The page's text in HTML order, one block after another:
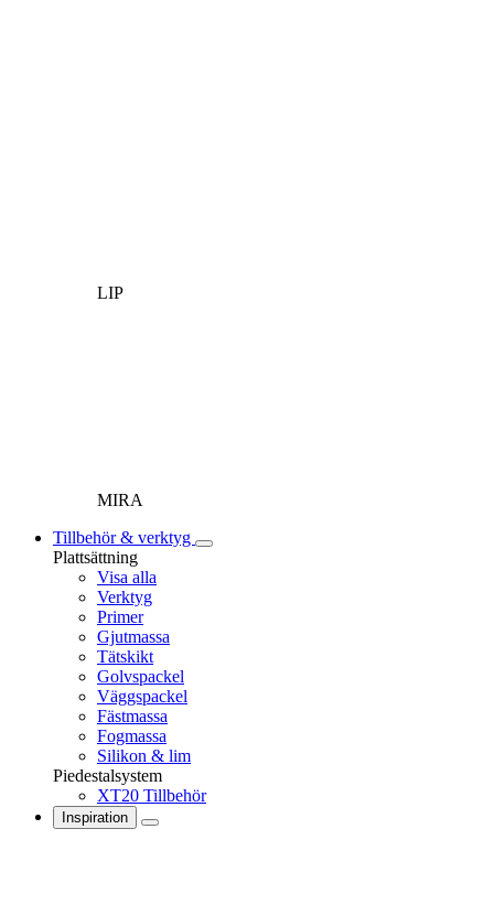
LIP
MIRA
Tillbehör & verktyg
Plattsättning
Visa alla
Verktyg
Primer
Gjutmassa
Tätskikt
Golvspackel
Väggspackel
Fästmassa
Fogmassa
Silikon & lim
Piedestalsystem
XT20 Tillbehör
Inspiration